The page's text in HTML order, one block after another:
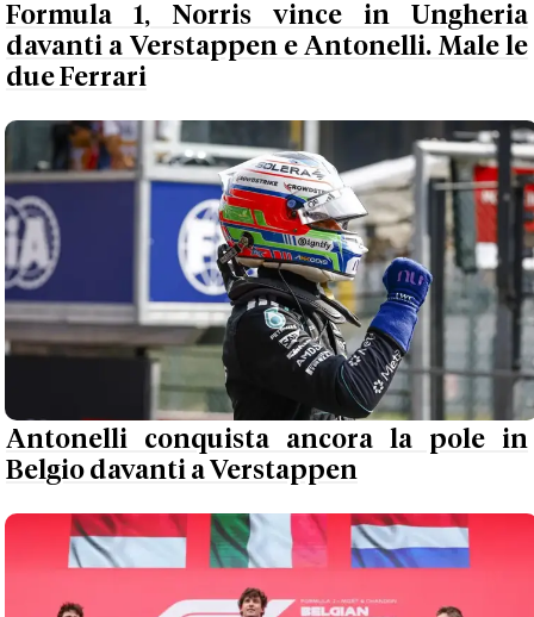
Formula 1, Norris vince in Ungheria
davanti a Verstappen e Antonelli. Male le
due Ferrari
Antonelli conquista ancora la pole in
Belgio davanti a Verstappen